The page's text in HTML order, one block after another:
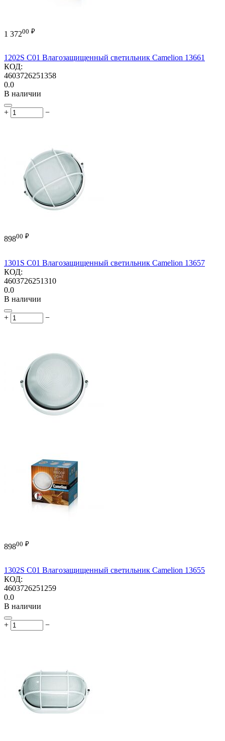
1 37200 ₽
1202S C01 Влагозащищенный светильник Camelion 13661
КОД:
4603726251358
0.0
В наличии
+ −
89800 ₽
1301S C01 Влагозащищенный светильник Camelion 13657
КОД:
4603726251310
0.0
В наличии
+ −
89800 ₽
1302S C01 Влагозащищенный светильник Camelion 13655
КОД:
4603726251259
0.0
В наличии
+ −